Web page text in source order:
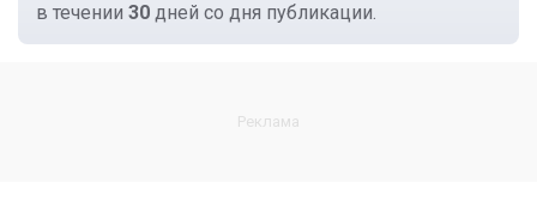
в течении 30 дней со дня публикации.